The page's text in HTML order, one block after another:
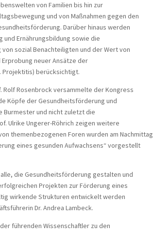
von Familien bis hin zur
und von Maßnahmen gegen den
Darüber hinaus werden
Ernährungsbildung sowie die
sozial Benachteiligten und der Wert von
neuer Ansätze der
Projektitis) berücksichtigt.
Rolf Rosenbrock versammelte der Kongress
Köpfe der Gesundheitsförderung und
Burmester und nicht zuletzt die
Ulrike Ungerer-Röhrich zeigen weitere
themenbezogenen Foren wurden am Nachmittag
eines gesunden Aufwachsens“ vorgestellt
die Gesundheitsförderung gestalten und
Projekten zur Förderung eines
wirkende Strukturen entwickelt werden
Dr. Andrea Lambeck.
führenden Wissenschaftler zu den